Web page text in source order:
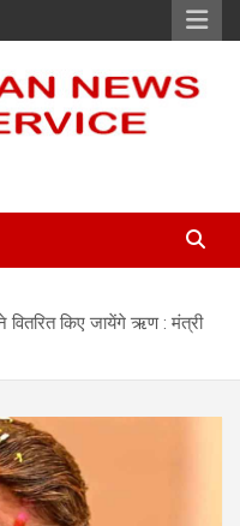
किए जायेंगे ऋण : मंत्री